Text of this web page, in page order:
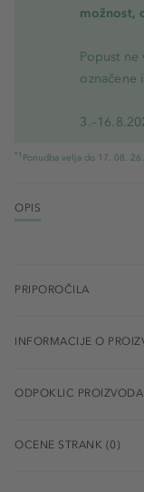
možnost,
Popust ne
označene
*1 Ponudba velja do 17. 08. 26.
OPIS
PRIPOROČILA
INFORMACIJE O
ODPOKLIC
OCENE STRANK (0)